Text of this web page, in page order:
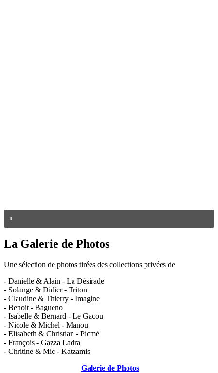
La Galerie de Photos
Une sélection de photos tirées des collections privées de
- Danielle & Alain - La Désirade
- Solange & Didier - Triton
- Claudine & Thierry - Imagine
- Benoit - Bagueno
- Isabelle & Bernard - Le Gacou
- Nicole & Michel - Manou
- Elisabeth & Christian - Picmé
- François - Gazza Ladra
- Chritine & Mic - Katzamis
Galerie de Photos